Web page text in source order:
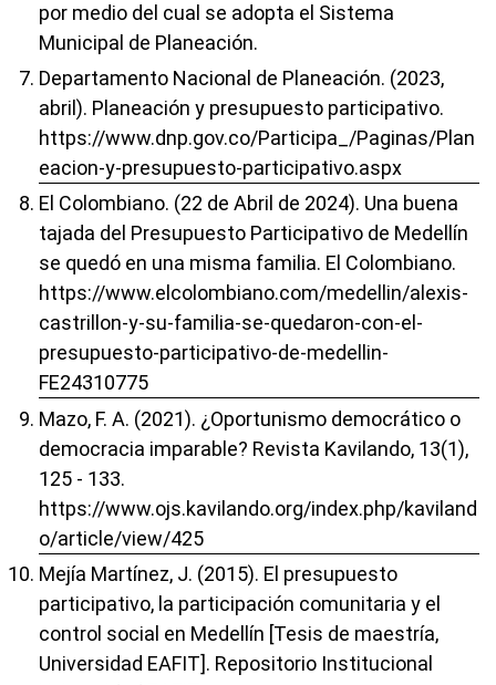
por medio del cual se adopta el Sistema
Municipal de Planeación.
Departamento Nacional de Planeación. (2023,
abril). Planeación y presupuesto participativo.
https://www.dnp.gov.co/Participa_/Paginas/Plan
eacion-y-presupuesto-participativo.aspx
El Colombiano. (22 de Abril de 2024). Una buena
tajada del Presupuesto Participativo de Medellín
se quedó en una misma familia. El Colombiano.
https://www.elcolombiano.com/medellin/alexis-
castrillon-y-su-familia-se-quedaron-con-el-
presupuesto-participativo-de-medellin-
FE24310775
Mazo, F. A. (2021). ¿Oportunismo democrático o
democracia imparable? Revista Kavilando, 13(1),
125 - 133.
https://www.ojs.kavilando.org/index.php/kaviland
o/article/view/425
Mejía Martínez, J. (2015). El presupuesto
participativo, la participación comunitaria y el
control social en Medellín [Tesis de maestría,
Universidad EAFIT]. Repositorio Institucional